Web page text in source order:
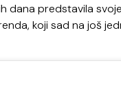
dana predstavila
koji sad na još